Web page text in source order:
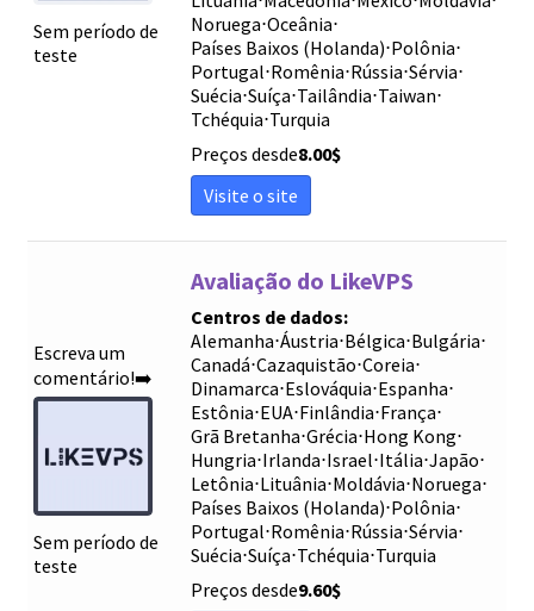
Sem período de
teste
Noruega⋅Oceânia⋅
Países Baixos (Holanda)⋅Polônia⋅
Portugal⋅Romênia⋅Rússia⋅Sérvia⋅
Suécia⋅Suíça⋅Tailândia⋅Taiwan⋅
Tchéquia⋅Turquia
Preços desde8.00$
Visite o site
Escreva um
comentário!➡️
Sem período de
teste
Avaliação do LikeVPS
Centros de dados:
Alemanha⋅Áustria⋅Bélgica⋅Bulgária⋅
Canadá⋅Cazaquistão⋅Coreia⋅
Dinamarca⋅Eslováquia⋅Espanha⋅
Estônia⋅EUA⋅Finlândia⋅França⋅
Grã Bretanha⋅Grécia⋅Hong Kong⋅
Hungria⋅Irlanda⋅Israel⋅Itália⋅Japão⋅
Letônia⋅Lituânia⋅Moldávia⋅Noruega⋅
Países Baixos (Holanda)⋅Polônia⋅
Portugal⋅Romênia⋅Rússia⋅Sérvia⋅
Suécia⋅Suíça⋅Tchéquia⋅Turquia
Preços desde9.60$